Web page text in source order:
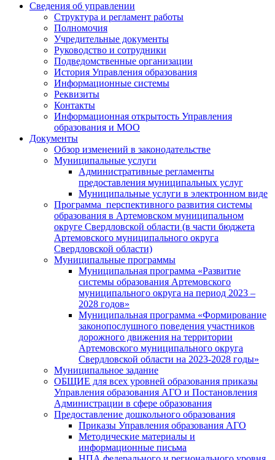
Сведения об управлении
Структура и регламент работы
Полномочия
Учредительные документы
Руководство и сотрудники
Подведомственные организации
История Управления образования
Информационные системы
Реквизиты
Контакты
Информационная открытость Управления
образования и МОО
Документы
Обзор изменений в законодательстве
Муниципальные услуги
Административные регламенты
предоставления муниципальных услуг
Муниципальные услуги в электронном виде
Программа перспективного развития системы
образования в Артемовском муниципальном
округе Свердловской области (в части бюджета
Артемовского муниципального округа
Свердловской области)
Муниципальные программы
Муниципальная программа «Развитие
системы образования Артемовского
муниципального округа на период 2023 –
2028 годов»
Муниципальная программа «Формирование
законопослушного поведения участников
дорожного движения на территории
Артемовского муниципального округа
Свердловской области на 2023-2028 годы»
Муниципальное задание
ОБЩИЕ для всех уровней образования приказы
Управления образования АГО и Постановления
Администрации в сфере образования
Предоставление дошкольного образования
Приказы Управления образования АГО
Методические материалы и
информационные письма